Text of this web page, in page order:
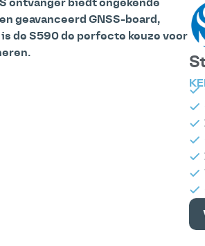
ontvanger biedt ongekende
geavanceerd GNSS-board,
de S590 de perfecte keuze voor